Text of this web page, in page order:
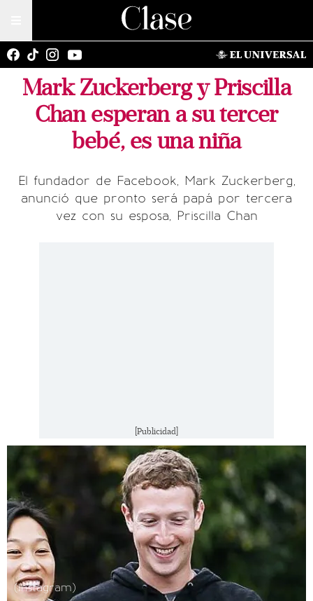
Mark Zuckerberg y Priscilla
Chan esperan a su tercer
bebé, es una niña
El fundador de Facebook, Mark Zuckerberg,
anunció que pronto será papá por tercera
vez con su esposa, Priscilla Chan
[Publicidad]
(Instagram)